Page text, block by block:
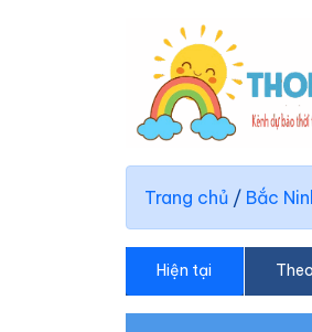
Trang chủ / Bắc
Hiện tại